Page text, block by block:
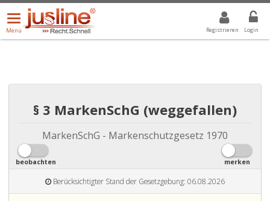
Registrieren Login
Menü
öffnen/schließen
Menü
ALLE DROPDOWN: GEWÄHLTER WERT IST ALLE
§ 3 MarkenSchG (weggefallen)
MarkenSchG - Markenschutzgesetz 1970
beobachten merken
Berücksichtigter Stand der Gesetzgebung: 06.08.2026